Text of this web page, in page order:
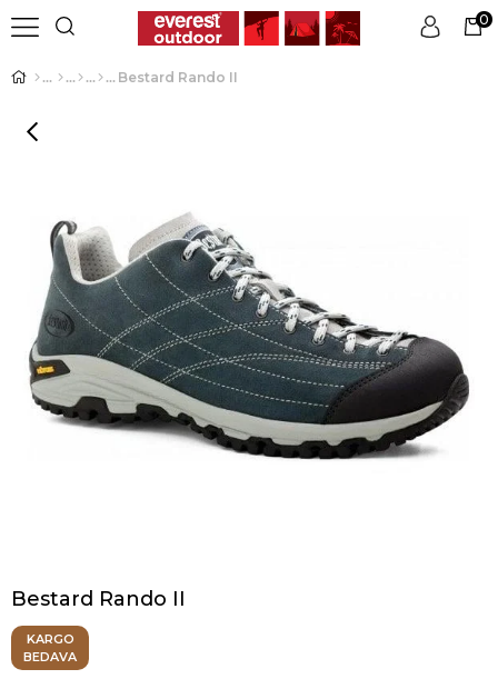
Üye Girişi
0
Bestard Rando II
Bestard Rando II
KARGO
BEDAVA